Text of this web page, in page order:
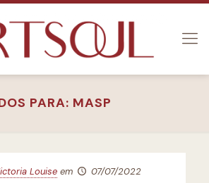
PARA: MASP
Louise em 07/07/2022